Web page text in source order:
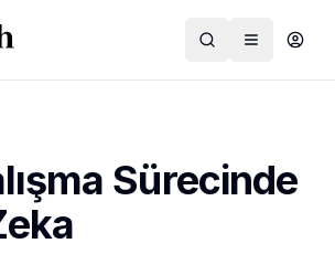
Sürecinde